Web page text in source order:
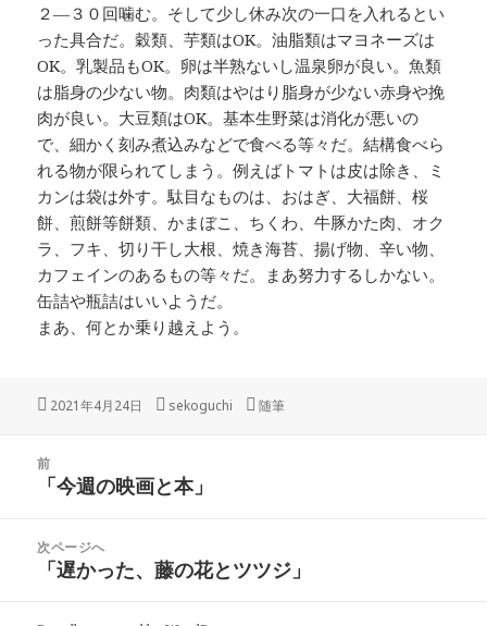
２―３０回噛む。そして少し休み次の一口を入れるとい
った具合だ。穀類、芋類はOK。油脂類はマヨネーズは
OK。乳製品もOK。卵は半熟ないし温泉卵が良い。魚類
は脂身の少ない物。肉類はやはり脂身が少ない赤身や挽
肉が良い。大豆類はOK。基本生野菜は消化が悪いの
で、細かく刻み煮込みなどで食べる等々だ。結構食べら
れる物が限られてしまう。例えばトマトは皮は除き、ミ
カンは袋は外す。駄目なものは、おはぎ、大福餅、桜
餅、煎餅等餅類、かまぼこ、ちくわ、牛豚かた肉、オク
ラ、フキ、切り干し大根、焼き海苔、揚げ物、辛い物、
カフェインのあるもの等々だ。まあ努力するしかない。
缶詰や瓶詰はいいようだ。
まあ、何とか乗り越えよう。
投
2021年4月24日
作
sekoguchi
カ
随筆
前
前
投
稿:
「今週の映画と本」
次ページへ
次
投
「遅かった、藤の花とツツジ」